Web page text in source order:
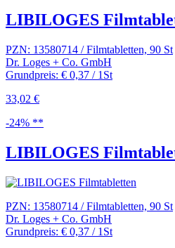
LIBILOGES
PZN: 13580714 / Filmtabletten, 90 St
Dr. Loges + Co. GmbH
Grundpreis: € 0,37 / 1St
33,02 €
-24% **
LIBILOGES
PZN: 13580714 / Filmtabletten, 90 St
Dr. Loges + Co. GmbH
Grundpreis: € 0,37 / 1St